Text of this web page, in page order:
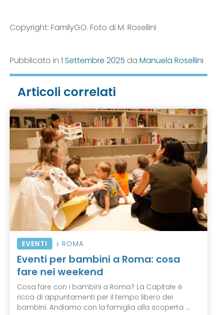
Copyright: FamilyGO. Foto di M. Rosellini
Pubblicato in 1 Settembre 2025 da Manuela Rosellini
Articoli correlati
EVENTI ROMA
Eventi per bambini a Roma: cosa
fare nei weekend
Cosa fare con i bambini a Roma? La Capitale è
ricca di appuntamenti per il tempo libero dei
bambini. Andiamo con la famiglia alla scoperta ...